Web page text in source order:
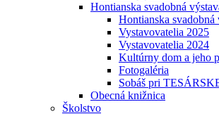
Hontianska svadobná
Hontianska svadobná
Vystavovatelia 2025
Vystavovatelia 2024
Kultúrny dom a jeho
Fotogaléria
Sobáš pri
Obecná knižnica
Školstvo